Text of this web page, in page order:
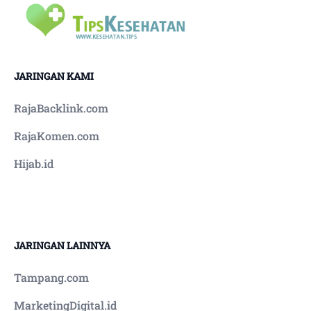
JARINGAN KAMI
RajaBacklink.com
RajaKomen.com
Hijab.id
JARINGAN LAINNYA
Tampang.com
MarketingDigital.id